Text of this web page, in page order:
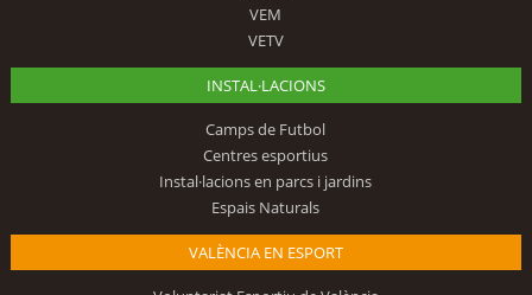
VEM
VETV
INSTAL·LACIONS
Camps de Futbol
Centres esportius
Instal·lacions en parcs i jardins
Espais Naturals
VALÈNCIA EN ESPORT